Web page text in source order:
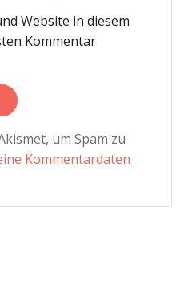
Website in diesem
Kommentar
um Spam zu
Kommentardaten